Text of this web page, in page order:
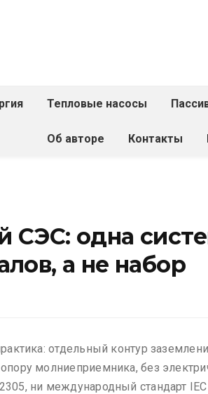
Тепловые насосы
Об авторе Контакты
СЭС: одна
а не набор
отдельный контур
молниеприемника, без
ни международный стандарт IEC